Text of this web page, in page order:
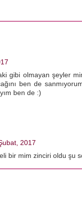
gibi olmayan şeyler
ben de
ben de :)
2017
bir mim zinciri oldu şu